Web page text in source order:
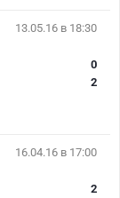
13.05.16 в 18:30
0
2
16.04.16 в 17:00
2